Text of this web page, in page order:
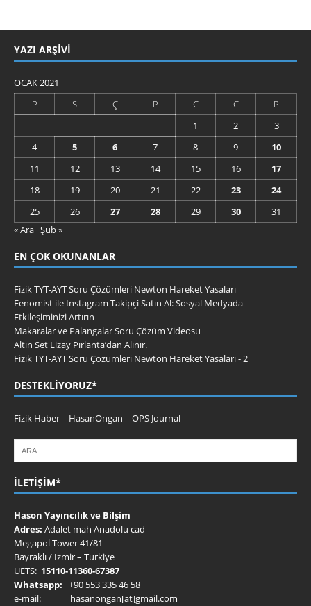
YAZI ARŞIVI
OCAK 2021
P
S Ç P C C
P
1
2
3
4
5 6 7 8 9
10
11
12 13 14 15 16
17
18
19 20 21 22 23
24
25
26 27 28 29 30
31
« Ara Şub »
EN ÇOK OKUNANLAR
Fizik TYT-AYT Soru Çözümleri Newton Hareket Yasaları
Fenomist ile Instagram Takipçi Satın Al: Sosyal Medyada
Etkileşiminizi Artırın
Makaralar ve Palangalar Soru Çözüm Videosu
Altın Set Lizay Pırlanta’dan Alınır.
Fizik TYT-AYT Soru Çözümleri Newton Hareket Yasaları - 2
DESTEKLIYORUZ*
Fizik Haber– HasanOngan – OPS Journal
İLETIŞIM*
Hason Yayıncılık ve Bilşim
Adres: Adalet mah Anadolu cad
Megapol Tower 41/81
Bayraklı / İzmir – Turkiye
UETS: 15110-11360-67387
Whatsapp: +90 553 335 46 58
e-mail: hasanongan[at]gmail.com